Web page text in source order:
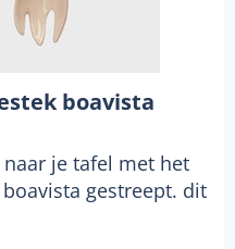
boavista
je tafel met het
gestreept. dit